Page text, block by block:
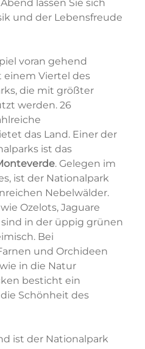
lassen Sie sich
und der Lebensfreude
voran gehend
Viertel des
die mit größter
werden. 26
das Land. Einer der
ist das
. Gelegen im
ist der Nationalpark
Nebelwälder.
Ozelots, Jaguare
in der üppig grünen
Bei
und Orchideen
in die Natur
besticht ein
Schönheit des
ist der Nationalpark